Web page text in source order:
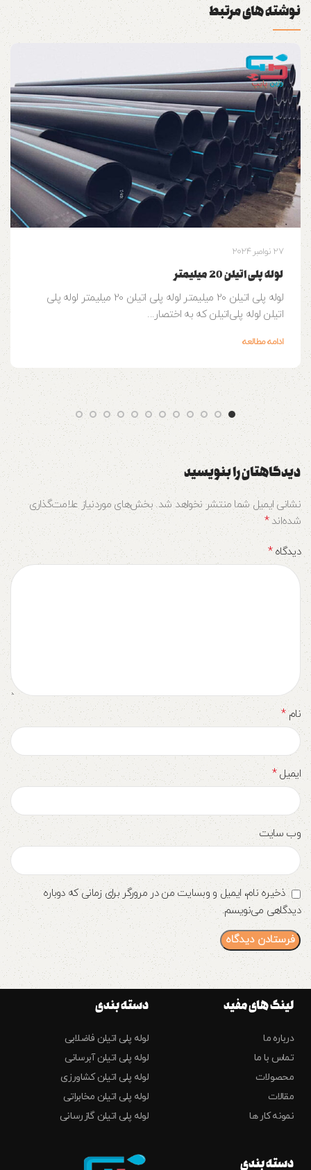
نوشته های مرتبط
27 نوامبر 2024
لوله پلی اتیلن 20 میلیمتر
لوله پلی اتیلن 20 میلیمتر لوله پلی اتیلن 20 میلیمتر لوله پلی
اتیلن لوله‌ پلی‌اتیلن که به اختصار...
ادامه مطالعه
دیدگاهتان را بنویسید
نشانی ایمیل شما منتشر نخواهد شد. بخش‌های موردنیاز علامت‌گذاری
شده‌اند*
دیدگاه*
نام*
ایمیل*
وب‌ سایت
ذخیره نام، ایمیل و وبسایت من در مرورگر برای زمانی که دوباره
دیدگاهی می‌نویسم.
لینک های مفید
درباره ما
تماس با ما
محصولات
مقالات
نمونه کار ها
دسته بندی
لوله پلی اتیلن فاضلابی
لوله پلی اتیلن آبرسانی
لوله پلی اتیلن کشاورزی
لوله پلی اتیلن مخابراتی
لوله پلی اتیلن گازرسانی
دسته بندی